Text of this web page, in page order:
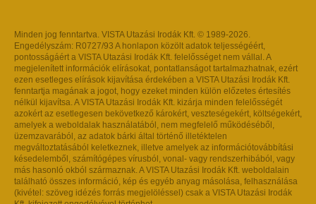
Minden jog fenntartva. VISTA Utazási Irodák Kft. © 1989-2026.
Engedélyszám: R0727/93 A honlapon közölt adatok teljességéért,
pontosságáért a VISTA Utazási Irodák Kft. felelősséget nem vállal. A
megjelenített információk elírásokat, pontatlanságot tartalmazhatnak, ezért
ezen esetleges elírások kijavítása érdekében a VISTA Utazási Irodák Kft.
fenntartja magának a jogot, hogy ezeket minden külön előzetes értesítés
nélkül kijavítsa. A VISTA Utazási Irodák Kft. kizárja minden felelősségét
azokért az esetlegesen bekövetkező károkért, veszteségekért, költségekért,
amelyek a weboldalak használatából, nem megfelelő működéséből,
üzemzavarából, az adatok bárki által történő illetéktelen
megváltoztatásából keletkeznek, illetve amelyek az információtovábbítási
késedelemből, számítógépes vírusból, vonal- vagy rendszerhibából, vagy
más hasonló okból származnak. A VISTA Utazási Irodák Kft. weboldalain
található összes információ, kép és egyéb anyag másolása, felhasználása
(kivétel: szöveg idézés forrás megjelöléssel) csak a VISTA Utazási Irodák